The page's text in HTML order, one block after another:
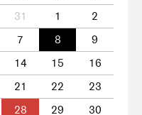
31 1
2
7 8
9
14 15
16
21 22
23
28 29
30